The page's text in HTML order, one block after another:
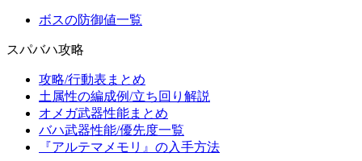
ボスの防御値一覧
スパバハ攻略
攻略/行動表まとめ
土属性の編成例/立ち回り解説
オメガ武器性能まとめ
バハ武器性能/優先度一覧
『アルテマメモリ』の入手方法